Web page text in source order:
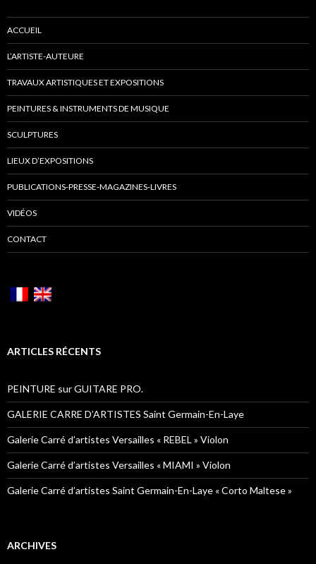
ACCUEIL
L’ARTISTE-AUTEURE
TRAVAUX ARTISTIQUES ET EXPOSITIONS
PEINTURES & INSTRUMENTS DE MUSIQUE
SCULPTURES
LIEUX D’EXPOSITIONS
PUBLICATIONS-PRESSE-MAGAZINES-LIVRES
VIDÉOS
CONTACT
ARTICLES RÉCENTS
PEINTURE sur GUITARE PRO.
GALERIE CARRE D’ARTISTES Saint Germain-En-Laye
Galerie Carré d’artistes Versailles « REBEL » Violon
Galerie Carré d’artistes Versailles « MIAMI » Violon
Galerie Carré d’artistes Saint Germain-En-Laye « Corto Maltese »
ARCHIVES